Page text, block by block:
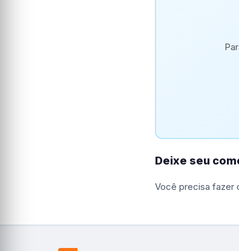
Deixe seu
Você precisa fazer